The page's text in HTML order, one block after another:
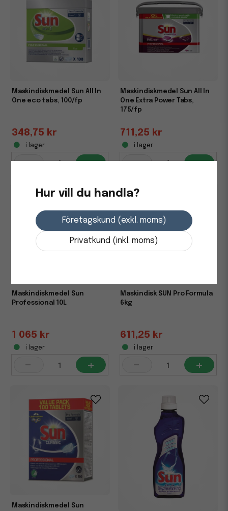
Maskindiskmedel Sun All In
One eco tabs, 100/fp
348,75 kr
i lager
- +
Maskindiskmedel Sun All In
One Extra Power Tabs,
175/fp
711,25 kr
i lager
- +
Maskindiskmedel Sun
Professional 10L
1 065 kr
i lager
- +
Maskindisk SUN Pro Formula
6kg
611,25 kr
i lager
- +
Maskindiskmedel Sun
Hur vill du handla?
Företagskund (exkl. moms)
Privatkund (inkl. moms)